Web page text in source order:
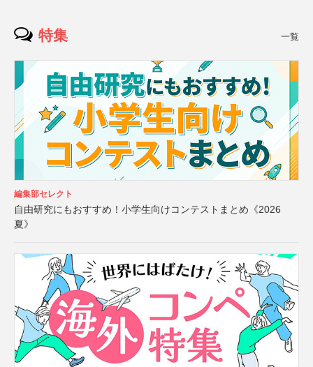
特集 一覧
編集部セレクト
自由研究にもおすすめ！小学生向けコンテストまとめ《2026
夏》